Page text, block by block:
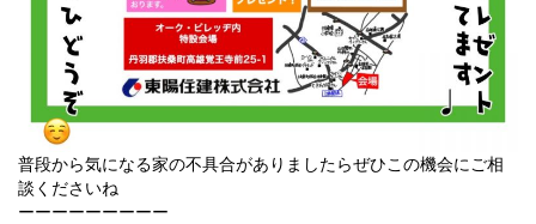
普段から気になる家の不具合がありましたらぜひこの機会にご相
談くださいね
ーーーーーーーーー